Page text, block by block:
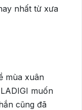
mùa xuân
muốn
cũng đã